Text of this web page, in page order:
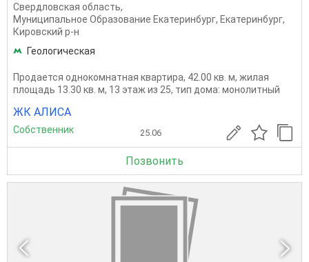
Свердловская область,
Муниципальное Образование Екатеринбург, Екатеринбург,
Кировский р-н
Геологическая
Продается однокомнатная квартира, 42.00 кв. м, жилая
площадь 13.30 кв. м, 13 этаж из 25, тип дома: монолитный
ЖК АЛИСА
Собственник 25.06
Позвонить